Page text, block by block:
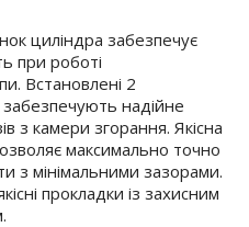
циліндра забезпечує
при роботі
Встановлені 2
забезпечують надійне
з камери згорання. Якісна
максимально точно
з мінімальними зазорами.
прокладки із захисним